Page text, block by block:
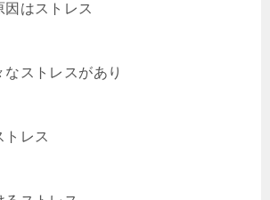
はストレス
ストレスがあり
トレス